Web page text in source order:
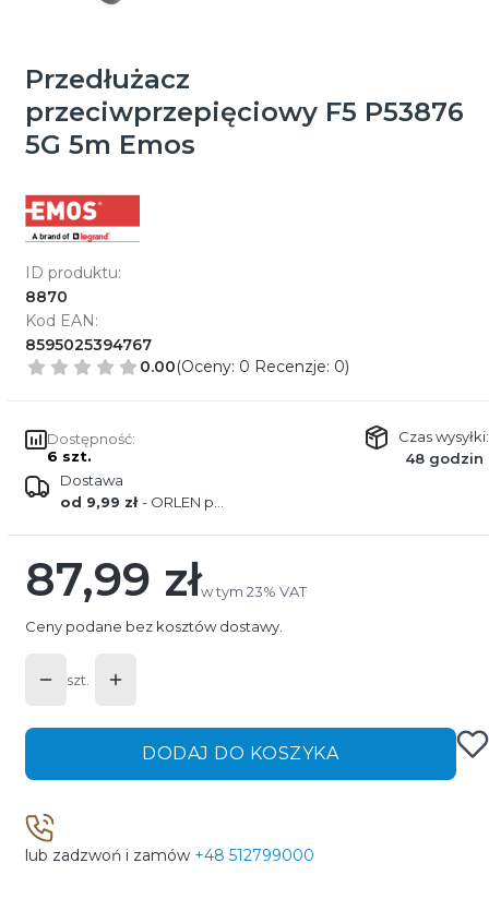
Przedłużacz
przeciwprzepięciowy F5 P53876
5G 5m Emos
ID produktu:
8870
Kod EAN:
8595025394767
0.00(Oceny: 0 Recenzje: 0)
Dostępność:
6 szt.
Czas wysyłki:
48 godzin
Dostawa
od 9,99 zł- ORLEN paczka
Cena
87,99 złw tym 23% VAT
w tym 23% VAT
Ceny podane bez kosztów dostawy.
szt.
DODAJ DO KOSZYKA
lub zadzwoń i zamów +48 512799000